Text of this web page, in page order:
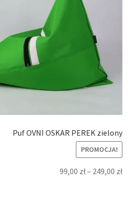
Puf OVNI OSKAR PEREK zielony
PROMOCJA!
99,00 zł– 249,00 zł